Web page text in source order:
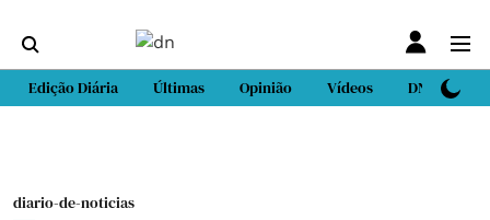
Edição Diária Últimas Opinião Vídeos DN Sport
diario-de-noticias